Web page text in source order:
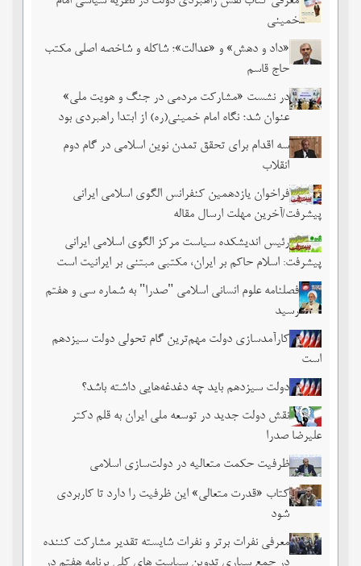
خمینی
«داد و دهش» و «عدالت»؛ شاکله و شاخصه اصلی مکتب
حاج قاسم
در نشست «مشارکت مردمی در جنگ و هویت ملی»
عنوان شد؛ نگاه امام خمینی(ره) از ابتدا راهبردی بود
سه اقدام برای تحقق تمدن نوین اسلامی در گام دوم
انقلاب
فراخوان یازدهمین کنفرانس الگوی اسلامی ایرانی
پیشرفت/آخرین مهلت ارسال مقاله
رئیس اندیشکده سیاست مرکز الگوی اسلامی ایرانی
پیشرفت: اسلام حاکم بر ایران، مکتبی مبتنی بر ایرانیت است
فصلنامه علوم انسانی اسلامی "صدرا" به شماره سی و هفتم
رسید
کارآمدسازی دولت مهم‌ترین گام تحولی دولت سیزدهم
است
دولت سیزدهم باید چه دغدغه‌هایی داشته باشد؟
نقش دولت جدید در توسعه ملی ایران به قلم دکتر
علیرضا صدرا
ظرفیت حکمت متعالیه در دولت‌سازی اسلامی
کتاب «قدرت متعالی» این ظرفیت را دارد تا کاربردی
شود
معرفی نفرات برتر و نفرات شایسته تقدیر مشارکت کننده
در جمع سپاری تدوین سیاست های کلی برنامه هفتم در